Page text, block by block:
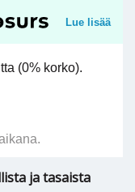
Lue lisää
(0% korko).
ja tasaista